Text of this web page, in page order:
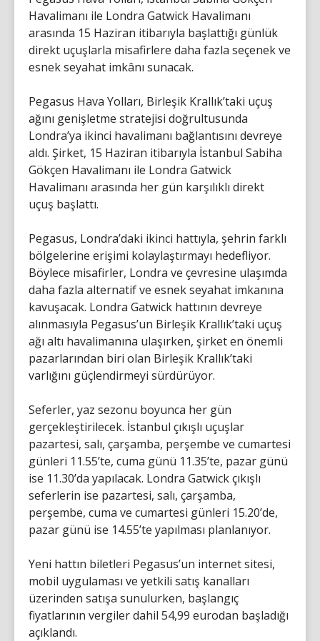
Havalimanı ile Londra Gatwick Havalimanı
arasında 15 Haziran itibarıyla başlattığı günlük
direkt uçuşlarla misafirlere daha fazla seçenek ve
esnek seyahat imkânı sunacak.
Pegasus Hava Yolları, Birleşik Krallık’taki uçuş
ağını genişletme stratejisi doğrultusunda
Londra’ya ikinci havalimanı bağlantısını devreye
aldı. Şirket, 15 Haziran itibarıyla İstanbul Sabiha
Gökçen Havalimanı ile Londra Gatwick
Havalimanı arasında her gün karşılıklı direkt
uçuş başlattı.
Pegasus, Londra’daki ikinci hattıyla, şehrin farklı
bölgelerine erişimi kolaylaştırmayı hedefliyor.
Böylece misafirler, Londra ve çevresine ulaşımda
daha fazla alternatif ve esnek seyahat imkanına
kavuşacak. Londra Gatwick hattının devreye
alınmasıyla Pegasus’un Birleşik Krallık’taki uçuş
ağı altı havalimanına ulaşırken, şirket en önemli
pazarlarından biri olan Birleşik Krallık’taki
varlığını güçlendirmeyi sürdürüyor.
Seferler, yaz sezonu boyunca her gün
gerçekleştirilecek. İstanbul çıkışlı uçuşlar
pazartesi, salı, çarşamba, perşembe ve cumartesi
günleri 11.55’te, cuma günü 11.35’te, pazar günü
ise 11.30’da yapılacak. Londra Gatwick çıkışlı
seferlerin ise pazartesi, salı, çarşamba,
perşembe, cuma ve cumartesi günleri 15.20’de,
pazar günü ise 14.55’te yapılması planlanıyor.
Yeni hattın biletleri Pegasus’un internet sitesi,
mobil uygulaması ve yetkili satış kanalları
üzerinden satışa sunulurken, başlangıç
fiyatlarının vergiler dahil 54,99 eurodan başladığı
açıklandı.